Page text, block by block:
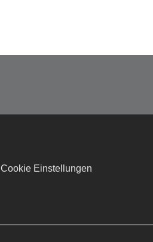
Cookie Einstellungen